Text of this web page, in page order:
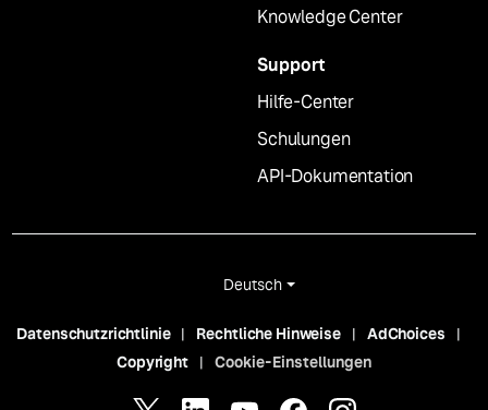
Knowledge Center
Support
Hilfe-Center
Schulungen
API-Dokumentation
Deutsch
Datenschutzrichtlinie Rechtliche Hinweise
AdChoices
Copyright
Cookie-Einstellungen